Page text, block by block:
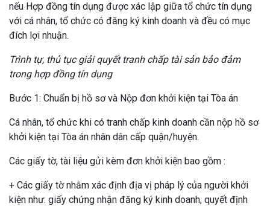
nếu Hợp đồng tín dụng được xác lập giữa tổ chức tín dụng
với cá nhân, tổ chức có đăng ký kinh doanh và đều có mục
đích lợi nhuận.
Trình tự, thủ tục giải quyết tranh chấp tài sản bảo đảm
trong hợp đồng tín dụng
Bước 1: Chuẩn bị hồ sơ và Nộp đơn khởi kiện tại Tòa án
Cá nhân, tổ chức khi có tranh chấp kinh doanh cần nộp hồ sơ
khởi kiện tại Tòa án nhân dân cấp quận/huyện.
Các giấy tờ, tài liệu gửi kèm đơn khởi kiện bao gồm :
+ Các giấy tờ nhằm xác định địa vị pháp lý của người khởi
kiện như: giấy chứng nhận đăng ký kinh doanh, quyết định